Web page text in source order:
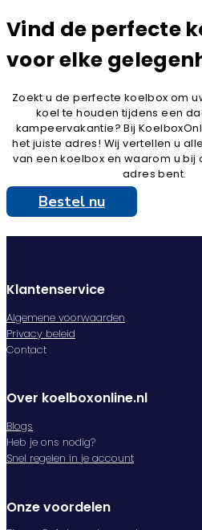
Vind de perfecte
voor elke
Zoekt u de perfecte koelbox om
koel te houden tijdens een
kampeervakantie? Bij
het juiste adres! Wij vertellen u
van een koelbox en waarom u bij
adres bent.
Bestel nu
Klantenservice
Algemene voorwaarden
Privacy beleid
Contact
Over koelboxonline.nl
Blogs
Heb je ons nodig?
Snel regelen in je account
Onze voordelen